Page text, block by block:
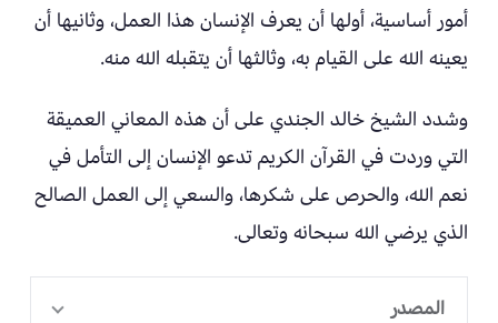
أمور أساسية، أولها أن يعرف الإنسان هذا العمل، وثانيها أن
يعينه الله على القيام به، وثالثها أن يتقبله الله منه.
وشدد الشيخ خالد الجندي على أن هذه المعاني العميقة
التي وردت في القرآن الكريم تدعو الإنسان إلى التأمل في
نعم الله، والحرص على شكرها، والسعي إلى العمل الصالح
الذي يرضي الله سبحانه وتعالى.
المصدر